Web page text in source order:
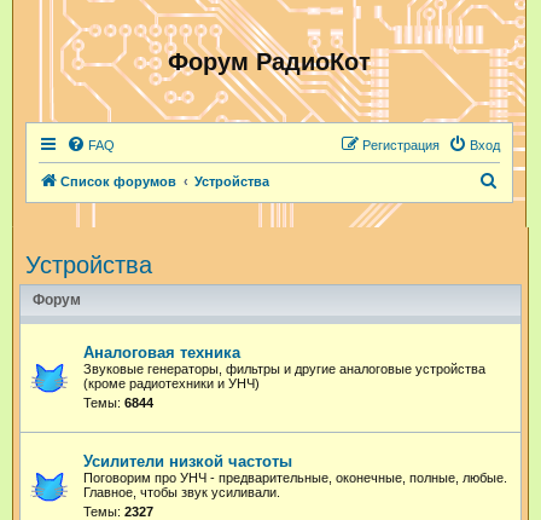
Форум РадиоКот
FAQ Вход
Регистрация
Список форумов Устройства
Устройства
Форум
Аналоговая техника
Звуковые генераторы, фильтры и другие аналоговые устройства
(кроме радиотехники и УНЧ)
Темы: 6844
Усилители низкой частоты
Поговорим про УНЧ - предварительные, оконечные, полные, любые.
Главное, чтобы звук усиливали.
Темы: 2327